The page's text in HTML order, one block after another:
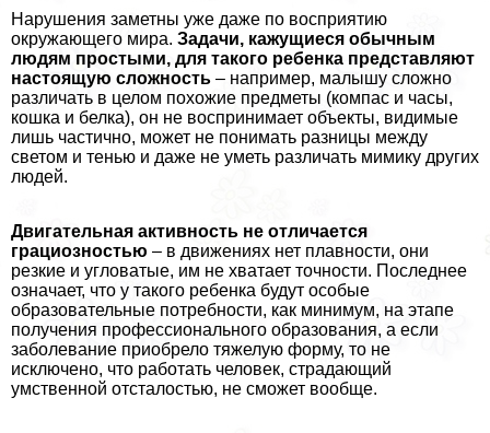
Нарушения заметны уже даже по восприятию
окружающего мира. Задачи, кажущиеся обычным
людям простыми, для такого ребенка представляют
настоящую сложность – например, малышу сложно
различать в целом похожие предметы (компас и часы,
кошка и белка), он не воспринимает объекты, видимые
лишь частично, может не понимать разницы между
светом и тенью и даже не уметь различать мимику других
людей.
Двигательная активность не отличается
грациозностью – в движениях нет плавности, они
резкие и угловатые, им не хватает точности. Последнее
означает, что у такого ребенка будут особые
образовательные потребности, как минимум, на этапе
получения профессионального образования, а если
заболевание приобрело тяжелую форму, то не
исключено, что работать человек, страдающий
умственной отсталостью, не сможет вообще.